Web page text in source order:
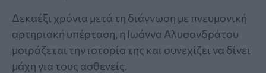
Δεκαέξι χρόνια μετά τη διάγνωση με πνευμονική
αρτηριακή υπέρταση, η Ιωάννα Αλυσανδράτου
μοιράζεται την ιστορία της και συνεχίζει να δίνει
μάχη για τους ασθενείς.